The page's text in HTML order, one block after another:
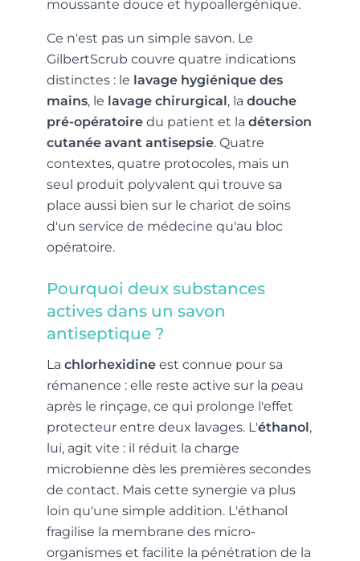
moussante douce et hypoallergénique.
Ce n'est pas un simple savon. Le
GilbertScrub couvre quatre indications
distinctes : le lavage hygiénique des
mains, le lavage chirurgical, la douche
pré-opératoire du patient et la détersion
cutanée avant antisepsie. Quatre
contextes, quatre protocoles, mais un
seul produit polyvalent qui trouve sa
place aussi bien sur le chariot de soins
d'un service de médecine qu'au bloc
opératoire.
Pourquoi deux substances
actives dans un savon
antiseptique ?
La chlorhexidine est connue pour sa
rémanence : elle reste active sur la peau
après le rinçage, ce qui prolonge l'effet
protecteur entre deux lavages. L'éthanol,
lui, agit vite : il réduit la charge
microbienne dès les premières secondes
de contact. Mais cette synergie va plus
loin qu'une simple addition. L'éthanol
fragilise la membrane des micro-
organismes et facilite la pénétration de la